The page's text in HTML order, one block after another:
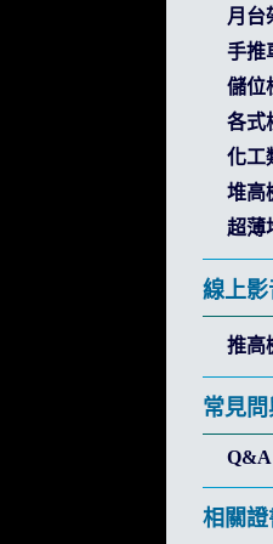
月台
手推
儲位
各式
化工
堆高
超薄
線上影
推高
常見
Q&A
相關證